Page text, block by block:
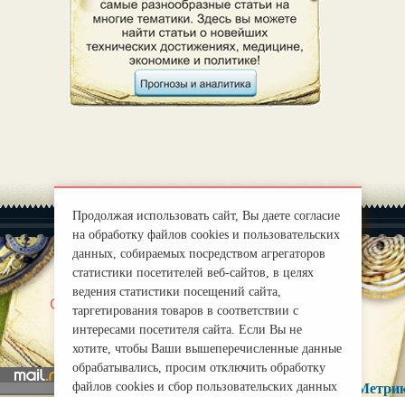
О нас |
Правила
mirprognoz@mail.ru
Продолжая использовать сайт, Вы даете согласие
на обработку файлов cookies и пользовательских
данных, собираемых посредством агрегаторов
статистики посетителей веб-сайтов, в целях
ведения статистики посещений сайта,
таргетирования товаров в соответствии с
интересами посетителя сайта. Если Вы не
хотите, чтобы Ваши вышеперечисленные данные
обрабатывались, просим отключить обработку
файлов cookies и сбор пользовательских данных